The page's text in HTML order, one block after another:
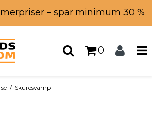
– spar minimum 30 %
0
/ Skuresvamp